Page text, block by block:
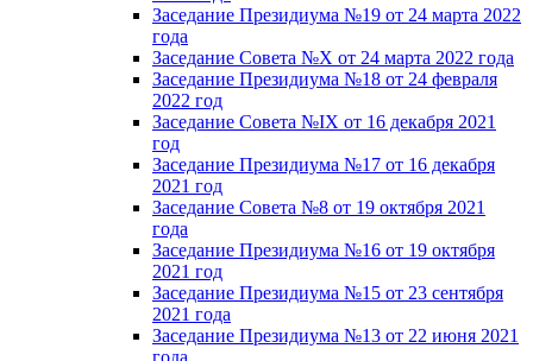
Заседание Президиума №19 от 24 марта 2022
года
Заседание Совета №X от 24 марта 2022 года
Заседание Президиума №18 от 24 февраля
2022 год
Заседание Совета №IX от 16 декабря 2021
год
Заседание Президиума №17 от 16 декабря
2021 год
Заседание Совета №8 от 19 октября 2021
года
Заседание Президиума №16 от 19 октября
2021 год
Заседание Президиума №15 от 23 сентября
2021 года
Заседание Президиума №13 от 22 июня 2021
года